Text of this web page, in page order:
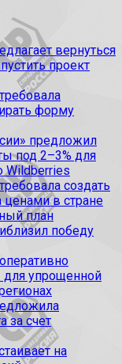
вернуться
проект
форму
предложил
под 2–3% для
Wildberries
создать
ценами в стране
план
победу
для упрощенной
за счет
на